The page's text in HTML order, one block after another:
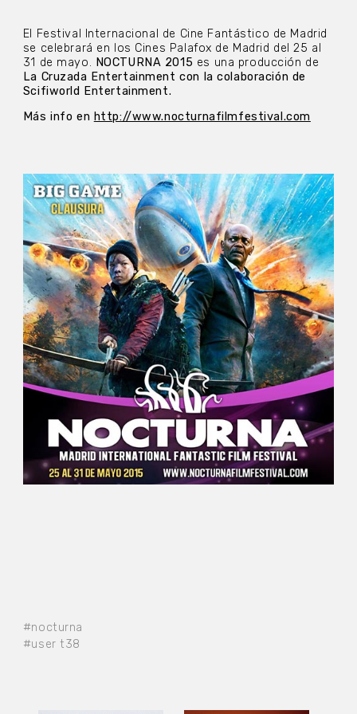
#nocturna
#user t38
El Festival Internacional de Cine Fantástico de Madrid
se celebrará en los Cines Palafox de Madrid del 25 al
31 de mayo. NOCTURNA 2015 es una producción de
La Cruzada Entertainment con la colaboración de
Scifiworld Entertainment.
Más info en http://www.nocturnafilmfestival.com